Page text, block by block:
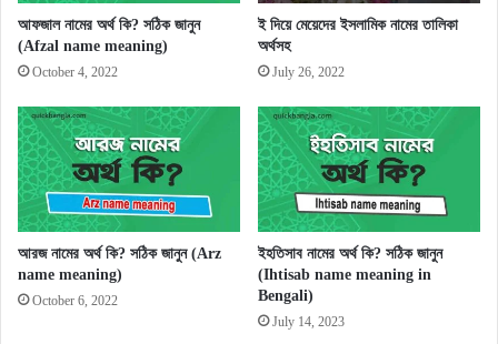
আফজাল নামের অর্থ কি? সঠিক জানুন
(Afzal name meaning)
October 4, 2022
ই দিয়ে মেয়েদের ইসলামিক নামের তালিকা
অর্থসহ
July 26, 2022
আরজ নামের অর্থ কি? সঠিক জানুন (Arz
name meaning)
October 6, 2022
ইহতিসাব নামের অর্থ কি? সঠিক জানুন
(Ihtisab name meaning in
Bengali)
July 14, 2023